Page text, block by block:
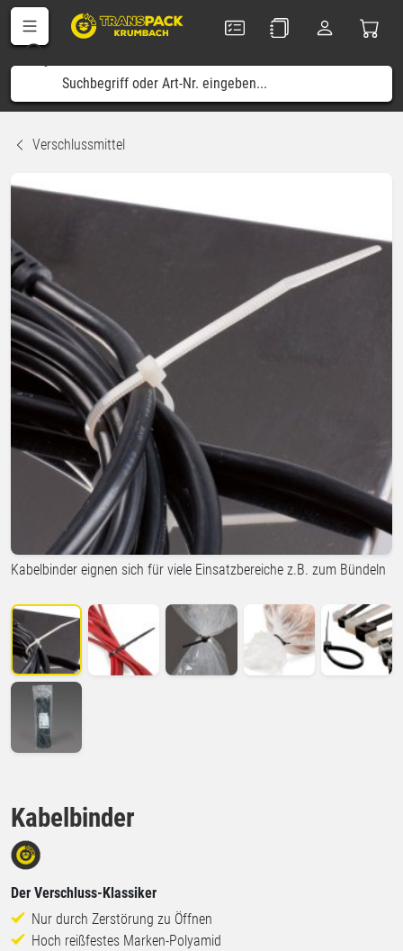
Verschlussmittel
Kabelbinder
Kabelbinder eignen sich für viele Einsatzbereiche z.B. zum Bündeln
Der Verschluss-Klassiker
Nur durch Zerstörung zu Öffnen
Hoch reißfestes Marken-Polyamid